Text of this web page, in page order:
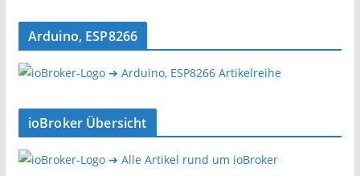
Arduino, ESP8266
➔ Arduino, ESP8266 Artikelreihe
ioBroker Übersicht
➔ Alle Artikel rund um ioBroker